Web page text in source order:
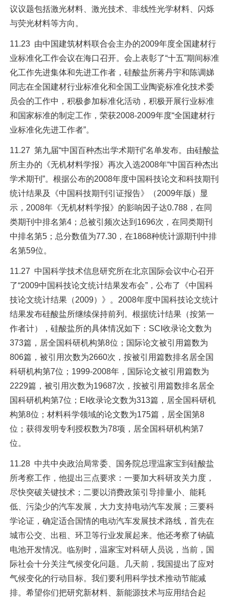
议议题包括激光材料、激光技术、非线性光学材料、闪烁
与荧光材料等方向。
11.23 由中国建筑材料联合会主办的2009年度全国建材行
业标准化工作会议在海口召开。会上表彰了“十五”期间标准
化工作先进集体和先进工作者，硅酸盐所蒋丹宇和陈调娣
同志在全国建材行业标准化和全国工业陶瓷标准化技术委
员会的工作中，积极参加标准化活动，积极开展行业标准
和国家标准的制定工作，荣获2008-2009年度“全国建材行
业标准化先进工作者”。
11.27 第九届“中国百种杰出学术期刊”名单发布。由硅酸盐
所主办的《无机材料学报》再次入选2008年“中国百种杰出
学术期刊”。根据公布的2008年度中国科技论文和科技期刊
统计结果及《中国科技期刊引证报告》（2009年版）显
示，2008年《无机材料学报》的影响因子达0.788，在同
类期刊中排名第4；总被引频次达到1696次，在同类期刊
中排名第5；总分数值为77.30，在1868种统计源期刊中排
名第59位。
11.27 中国科学技术信息研究所在北京国际会议中心召开
了“2009中国科技论文统计结果发布会”，公布了《中国科
技论文统计结果（2009）》。2008年度中国科技论文统计
结果发布硅酸盐所继续保持前列。根据统计结果（按第一
作者计），硅酸盐所的具体情况如下：SCI收录论文数为
373篇，居全国科研机构第8位；国际论文被引用篇数为
806篇，被引用次数为2660次，按被引用篇数排名居全国
科研机构第7位；1999-2008年，国际论文被引用篇数为
2229篇，被引用次数为19687次，按被引用篇数排名居全
国科研机构第7位；EI收录论文数为313篇，居全国科研机
构第8位；材料科学领域的论文数为175篇，居全国第8
位；获得发明专利授权数为78项，居全国科研机构第7
位。
11.28 中共中央政治局常委、国务院总理温家宝到硅酸盐
所考察工作，他提出三点要求：一要加大科研攻关力度，
尽快突破关键技术；二要以消费政策引导排量小、能耗
低、污染少的汽车发展，大力支持电动汽车发展；三要科
学论证，确定适合国情的电动汽车发展技术路线，首先在
城市公交、出租、环卫等行业发展起来。他还考察了钠硫
电池开发情况。临别时，温家宝对科研人员说，当前，国
际社会十分关注气候变化问题。几天前，我国提出了应对
气候变化的行动目标。我们要利用科学技术推动节能减
排。希望你们把研究新材料、新能源技术与应用结合起